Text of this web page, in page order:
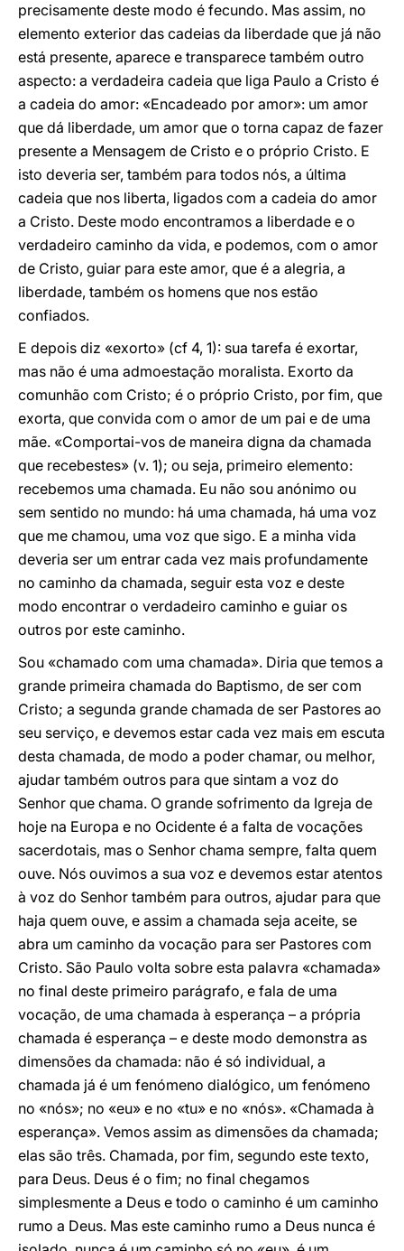
precisamente deste modo é fecundo. Mas assim, no
elemento exterior das cadeias da liberdade que já não
está presente, aparece e transparece também outro
aspecto: a verdadeira cadeia que liga Paulo a Cristo é
a cadeia do amor: «Encadeado por amor»: um amor
que dá liberdade, um amor que o torna capaz de fazer
presente a Mensagem de Cristo e o próprio Cristo. E
isto deveria ser, também para todos nós, a última
cadeia que nos liberta, ligados com a cadeia do amor
a Cristo. Deste modo encontramos a liberdade e o
verdadeiro caminho da vida, e podemos, com o amor
de Cristo, guiar para este amor, que é a alegria, a
liberdade, também os homens que nos estão
confiados.
E depois diz «exorto» (cf 4, 1): sua tarefa é exortar,
mas não é uma admoestação moralista. Exorto da
comunhão com Cristo; é o próprio Cristo, por fim, que
exorta, que convida com o amor de um pai e de uma
mãe. «Comportai-vos de maneira digna da chamada
que recebestes» (v. 1); ou seja, primeiro elemento:
recebemos uma chamada. Eu não sou anónimo ou
sem sentido no mundo: há uma chamada, há uma voz
que me chamou, uma voz que sigo. E a minha vida
deveria ser um entrar cada vez mais profundamente
no caminho da chamada, seguir esta voz e deste
modo encontrar o verdadeiro caminho e guiar os
outros por este caminho.
Sou «chamado com uma chamada». Diria que temos a
grande primeira chamada do Baptismo, de ser com
Cristo; a segunda grande chamada de ser Pastores ao
seu serviço, e devemos estar cada vez mais em escuta
desta chamada, de modo a poder chamar, ou melhor,
ajudar também outros para que sintam a voz do
Senhor que chama. O grande sofrimento da Igreja de
hoje na Europa e no Ocidente é a falta de vocações
sacerdotais, mas o Senhor chama sempre, falta quem
ouve. Nós ouvimos a sua voz e devemos estar atentos
à voz do Senhor também para outros, ajudar para que
haja quem ouve, e assim a chamada seja aceite, se
abra um caminho da vocação para ser Pastores com
Cristo. São Paulo volta sobre esta palavra «chamada»
no final deste primeiro parágrafo, e fala de uma
vocação, de uma chamada à esperança – a própria
chamada é esperança – e deste modo demonstra as
dimensões da chamada: não é só individual, a
chamada já é um fenómeno dialógico, um fenómeno
no «nós»; no «eu» e no «tu» e no «nós». «Chamada à
esperança». Vemos assim as dimensões da chamada;
elas são três. Chamada, por fim, segundo este texto,
para Deus. Deus é o fim; no final chegamos
simplesmente a Deus e todo o caminho é um caminho
rumo a Deus. Mas este caminho rumo a Deus nunca é